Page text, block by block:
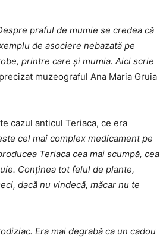
praful de mumie se credea că
de asociere nebazată pe
printre care şi mumia. Aici scrie
muzeograful Ana Maria Gruia
cazul anticul Teriaca, ce era
cel mai complex medicament pe
Teriaca cea mai scumpă, cea
Conţinea tot felul de plante,
dacă nu vindecă, măcar nu te
Era mai degrabă ca un cadou